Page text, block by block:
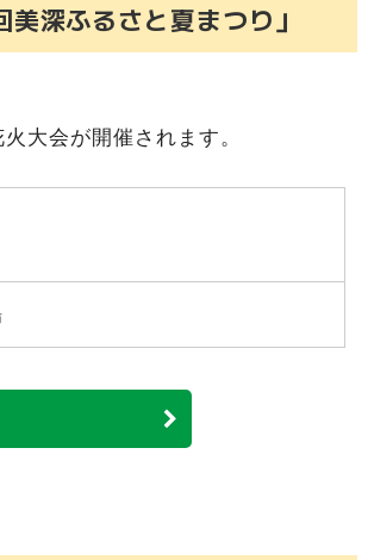
花火2026」※有料
火大会」※有料
花火大会」※有料
深ふるさと夏まつり」
大会が開催されます。